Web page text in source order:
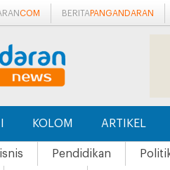
COM BERITA PANGANDARAN
KOLOM ARTIKEL
Pendidikan